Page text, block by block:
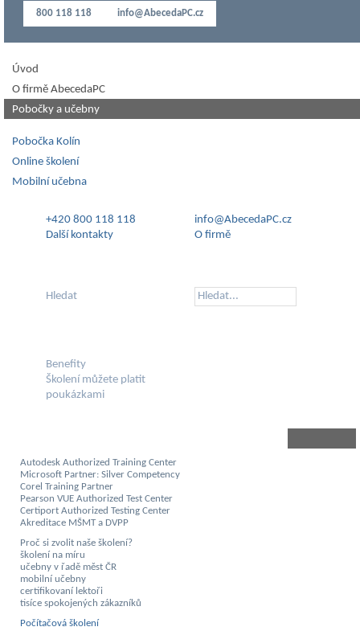
800 118 118
info@AbecedaPC.cz
Úvod
O firmě AbecedaPC
Pobočky a učebny
Pobočka Kolín
Online školení
Mobilní učebna
+420 800 118 118
info@AbecedaPC.cz
Další kontakty
O firmě
Hledat
Benefity
Školení můžete platit
poukázkami
Autodesk Authorized Training Center
Microsoft Partner: Silver Competency
Corel Training Partner
Pearson VUE Authorized Test Center
Certiport Authorized Testing Center
Akreditace MŠMT a DVPP
Proč si zvolit naše školení?
školení na míru
učebny v řadě měst ČR
mobilní učebny
certifikovaní lektoři
tisíce spokojených zákazníků
Počítačová školení